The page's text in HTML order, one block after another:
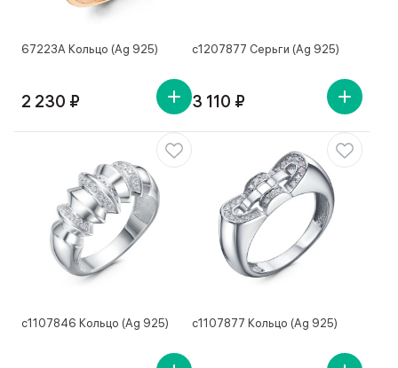
67223А Кольцо (Ag 925)
2 230 ₽
с1207877 Серьги (Ag 925)
3 110 ₽
с1107846 Кольцо (Ag 925) с1107877 Кольцо (Ag 925)